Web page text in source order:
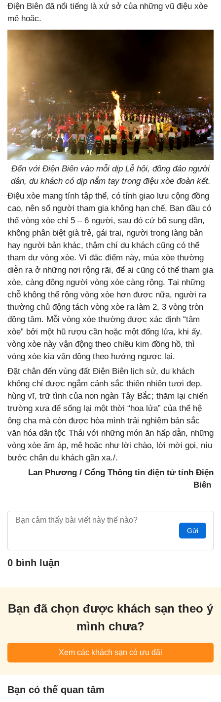
Điện Biên đã nổi tiếng là xứ sở của những vũ điệu xòe
mê hoặc.
Đến với Điện Biên vào mỗi dịp Lễ hội, đông đảo người
dân, du khách có dịp nắm tay trong điệu xòe đoàn kết.
Điệu xòe mang tính tập thể, có tính giao lưu cộng đồng
cao, nên số người tham gia không hạn chế. Ban đầu có
thể vòng xòe chỉ 5 – 6 người, sau đó cứ bổ sung dần,
không phân biệt già trẻ, gái trai, người trong làng bản
hay người bản khác, thậm chí du khách cũng có thể
tham dự vòng xòe. Vì đặc điểm này, múa xòe thường
diễn ra ở những nơi rộng rãi, để ai cũng có thể tham gia
xòe, càng đông người vòng xòe càng rộng. Tại những
chỗ không thể rộng vòng xòe hơn được nữa, người ra
thường chủ động tách vòng xòe ra làm 2, 3 vòng tròn
đồng tâm. Mỗi vòng xòe thường được xác định “tâm
xòe” bởi một hũ rượu cần hoặc một đống lửa, khi ấy,
vòng xòe này vận động theo chiều kim đồng hồ, thì
vòng xòe kia vận động theo hướng ngược lại.
Đặt chân đến vùng đất Điện Biên lịch sử, du khách
không chỉ được ngắm cảnh sắc thiên nhiên tươi đẹp,
hùng vĩ, trữ tình của non ngàn Tây Bắc; thăm lại chiến
trường xưa để sống lại một thời “hoa lửa” của thế hệ
ông cha mà còn được hòa mình trải nghiệm bản sắc
văn hóa dân tộc Thái với những món ăn hấp dẫn, những
vòng xòe ấm áp, mê hoặc như lời chào, lời mời gọi, níu
bước chân du khách gần xa./.
Lan Phương / Cổng Thông tin điện tử tỉnh Điện
Biên
Gửi
0 bình luận
Bạn đã chọn được khách sạn theo ý
mình chưa?
Xem các khách sạn có ưu đãi
Bạn có thể quan tâm